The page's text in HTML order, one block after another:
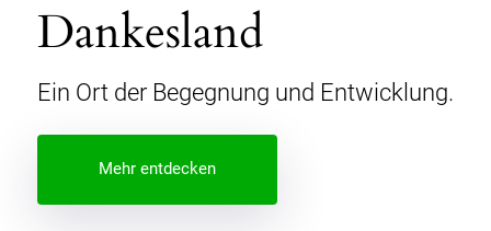
Dankesland
Ein Ort der Begegnung und Entwicklung.
Mehr entdecken